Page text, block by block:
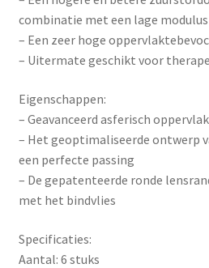
combinatie met een lage modulus
– Een zeer hoge
– Uitermate geschikt voor
Eigenschappen:
– Geavanceerd asferisch
– Het geoptimaliseerde ontwerp
een perfecte passing
– De gepatenteerde ronde
met het bindvlies
Specificaties:
Aantal: 6 stuks